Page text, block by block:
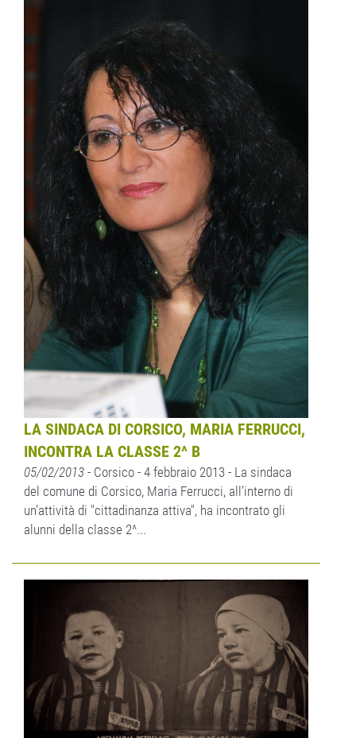
LA SINDACA DI CORSICO, MARIA FERRUCCI,
INCONTRA LA CLASSE 2^ B
05/02/2013 - Corsico - 4 febbraio 2013 - La sindaca
del comune di Corsico, Maria Ferrucci, all’interno di
un’attività di "cittadinanza attiva", ha incontrato gli
alunni della classe 2^...